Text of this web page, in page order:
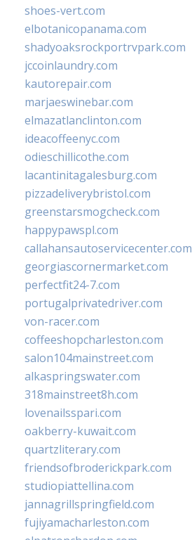
shoes-vert.com
elbotanicopanama.com
shadyoaksrockportrvpark.com
jccoinlaundry.com
kautorepair.com
marjaeswinebar.com
elmazatlanclinton.com
ideacoffeenyc.com
odieschillicothe.com
lacantinitagalesburg.com
pizzadeliverybristol.com
greenstarsmogcheck.com
happypawspl.com
callahansautoservicecenter.com
georgiascornermarket.com
perfectfit24-7.com
portugalprivatedriver.com
von-racer.com
coffeeshopcharleston.com
salon104mainstreet.com
alkaspringswater.com
318mainstreet8h.com
lovenailsspari.com
oakberry-kuwait.com
quartzliterary.com
friendsofbroderickpark.com
studiopiattellina.com
jannagrillspringfield.com
fujiyamacharleston.com